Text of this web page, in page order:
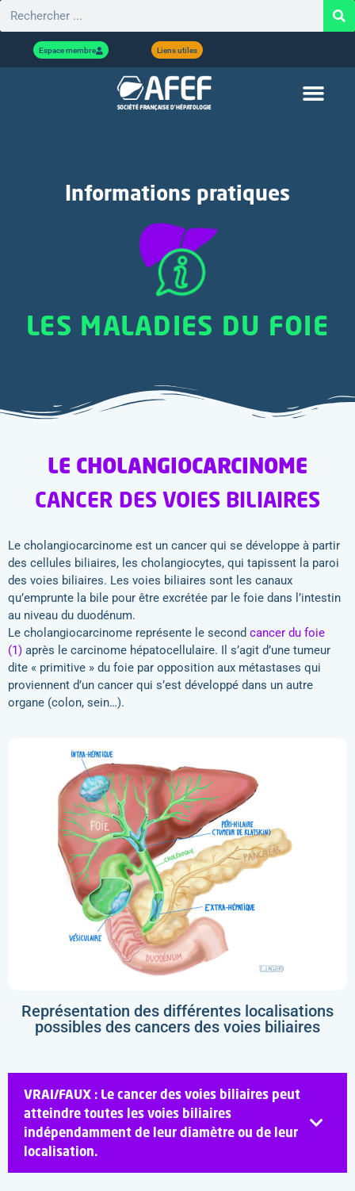
Espace membre Liens utiles
Informations pratiques
LES MALADIES DU FOIE
LE CHOLANGIOCARCINOME
CANCER DES VOIES BILIAIRES
Le cholangiocarcinome est un cancer qui se développe à partir
des cellules biliaires, les cholangiocytes, qui tapissent la paroi
des voies biliaires. Les voies biliaires sont les canaux
qu’emprunte la bile pour être excrétée par le foie dans l’intestin
au niveau du duodénum.
Le cholangiocarcinome représente le second cancer du foie
(1) après le carcinome hépatocellulaire. Il s’agit d’une tumeur
dite « primitive » du foie par opposition aux métastases qui
proviennent d’un cancer qui s’est développé dans un autre
organe (colon, sein…).
Représentation des différentes localisations
possibles des cancers des voies biliaires
VRAI/FAUX : Le cancer des voies biliaires peut
atteindre toutes les voies biliaires
indépendamment de leur diamètre ou de leur
localisation.